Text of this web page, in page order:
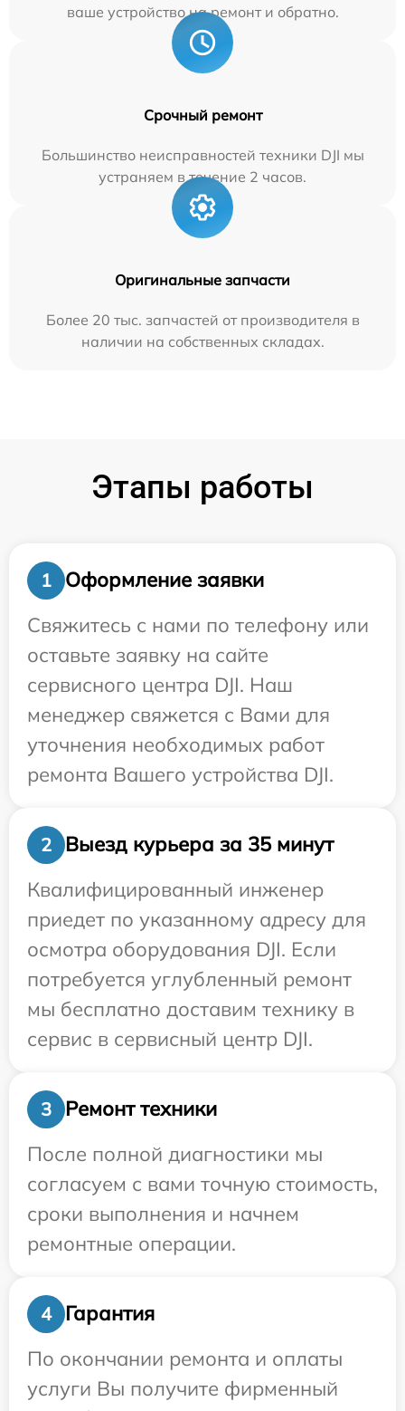
ваше устройство на ремонт и обратно.
Срочный ремонт
Большинство неисправностей техники DJI мы
устраняем в течение 2 часов.
Оригинальные запчасти
Более 20 тыс. запчастей от производителя в
наличии на собственных складах.
Этапы работы
1
Оформление заявки
Свяжитесь с нами по телефону или
оставьте заявку на сайте
сервисного центра DJI. Наш
менеджер свяжется с Вами для
уточнения необходимых работ
ремонта Вашего устройства DJI.
2
Выезд курьера за 35 минут
Квалифицированный инженер
приедет по указанному адресу для
осмотра оборудования DJI. Если
потребуется углубленный ремонт
мы бесплатно доставим технику в
сервис в сервисный центр DJI.
3
Ремонт техники
После полной диагностики мы
согласуем с вами точную стоимость,
сроки выполнения и начнем
ремонтные операции.
4
Гарантия
По окончании ремонта и оплаты
услуги Вы получите фирменный